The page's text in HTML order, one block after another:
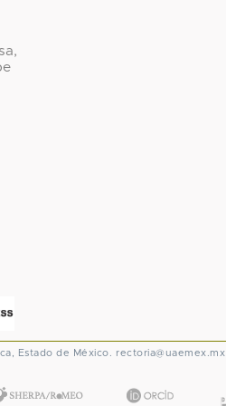
Estado de México. rectoria@uaemex.mx